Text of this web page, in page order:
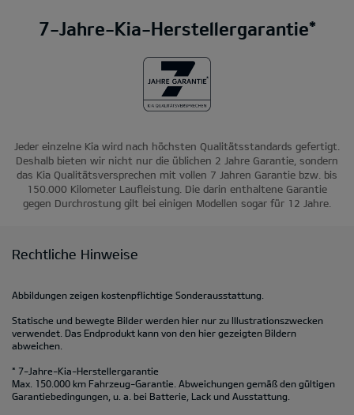
7-Jahre-Kia-Herstellergarantie*
Jeder einzelne Kia wird nach höchsten Qualitätsstandards gefertigt.
Deshalb bieten wir nicht nur die üblichen 2 Jahre Garantie, sondern
das Kia Qualitätsversprechen mit vollen 7 Jahren Garantie bzw. bis
150.000 Kilometer Laufleistung. Die darin enthaltene Garantie
gegen Durchrostung gilt bei einigen Modellen sogar für 12 Jahre.
Rechtliche Hinweise
Abbildungen zeigen kostenpflichtige Sonderausstattung.
Statische und bewegte Bilder werden hier nur zu Illustrationszwecken
verwendet. Das Endprodukt kann von den hier gezeigten Bildern
abweichen.
* 7-Jahre-Kia-Herstellergarantie
Max. 150.000 km Fahrzeug-Garantie. Abweichungen gemäß den gültigen
Garantiebedingungen, u. a. bei Batterie, Lack und Ausstattung.